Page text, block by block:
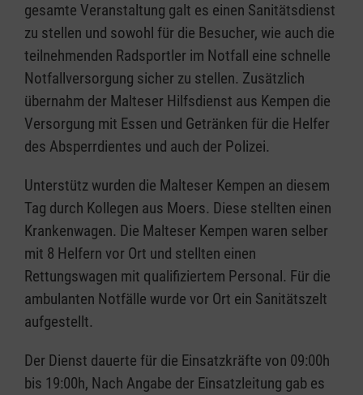
gesamte Veranstaltung galt es einen Sanitätsdienst
zu stellen und sowohl für die Besucher, wie auch die
teilnehmenden Radsportler im Notfall eine schnelle
Notfallversorgung sicher zu stellen. Zusätzlich
übernahm der Malteser Hilfsdienst aus Kempen die
Versorgung mit Essen und Getränken für die Helfer
des Absperrdientes und auch der Polizei.
Unterstütz wurden die Malteser Kempen an diesem
Tag durch Kollegen aus Moers. Diese stellten einen
Krankenwagen. Die Malteser Kempen waren selber
mit 8 Helfern vor Ort und stellten einen
Rettungswagen mit qualifiziertem Personal. Für die
ambulanten Notfälle wurde vor Ort ein Sanitätszelt
aufgestellt.
Der Dienst dauerte für die Einsatzkräfte von 09:00h
bis 19:00h, Nach Angabe der Einsatzleitung gab es